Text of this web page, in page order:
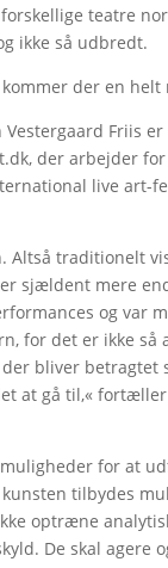
teatre
ikke så udbredt.
der en
Friis
der arbejder for
live art-
Altså traditionelt
sjældent mere
og var
for det er ikke
bliver
at gå til‚«
for at
tilbydes
optræne
De skal agere